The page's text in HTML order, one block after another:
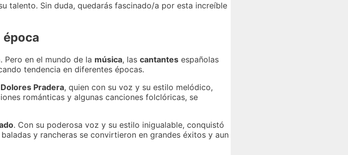
talento. Sin duda, quedarás fascinado/a por esta increíble
época
Pero en el mundo de la música, las cantantes españolas
tendencia en diferentes épocas.
Pradera, quien con su voz y su estilo melódico,
románticas y algunas canciones folclóricas, se
. Con su poderosa voz y su estilo inigualable, conquistó
y rancheras se convirtieron en grandes éxitos y aun